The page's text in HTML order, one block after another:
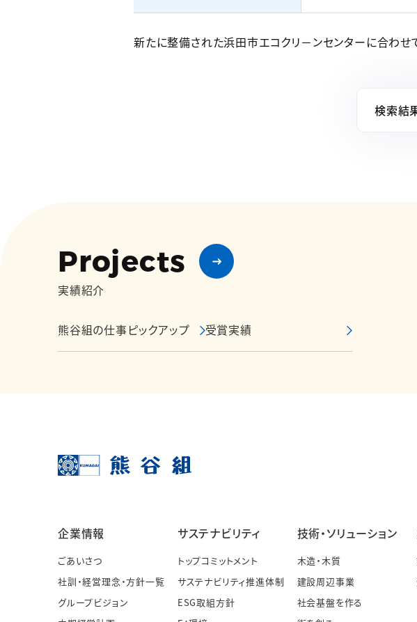
新たに整備された浜田市エコクリ－ンセンターに合わ
検索結
Projects
実績紹介
熊谷組の仕事ピックアップ 受賞実績
企業情報
ごあいさつ
社訓・経営理念・方針一覧
グループビジョン
サステナビリティ
トップコミットメント
サステナビリティ推進体制
ESG取組方針
技術・ソリューション
木造・木質
建設周辺事業
社会基盤を作る